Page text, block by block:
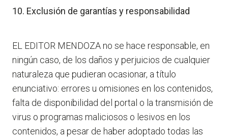
10. Exclusión de garantías y responsabilidad
EL EDITOR MENDOZA no se hace responsable, en
ningún caso, de los daños y perjuicios de cualquier
naturaleza que pudieran ocasionar, a título
enunciativo: errores u omisiones en los contenidos,
falta de disponibilidad del portal o la transmisión de
virus o programas maliciosos o lesivos en los
contenidos, a pesar de haber adoptado todas las